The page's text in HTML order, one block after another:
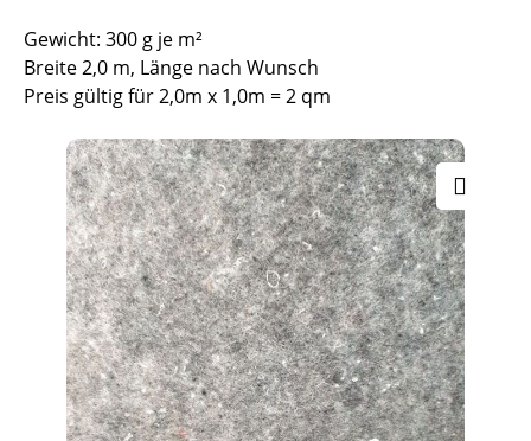
Gewicht: 300 g je m²
Breite 2,0 m, Länge nach Wunsch
Preis gültig für 2,0m x 1,0m = 2 qm